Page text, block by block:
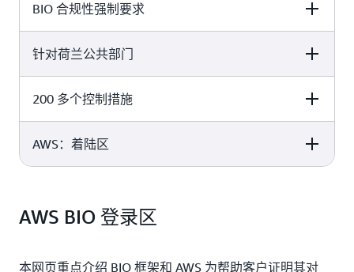
BIO 合规性强制要求
BIO Thema-uitwerking Clouddiensten
BIO 框架的自愿性补充要求
针对荷兰公共部门
BIO Thema-uitwerking Clouddiensten
针对云服务提供商
200 多个控制措施
BIO Thema-uitwerking Clouddiensten
AWS：着陆区
AWS BIO 登录区
本网页重点介绍 BIO 框架和 AWS 为帮助客户证明其对